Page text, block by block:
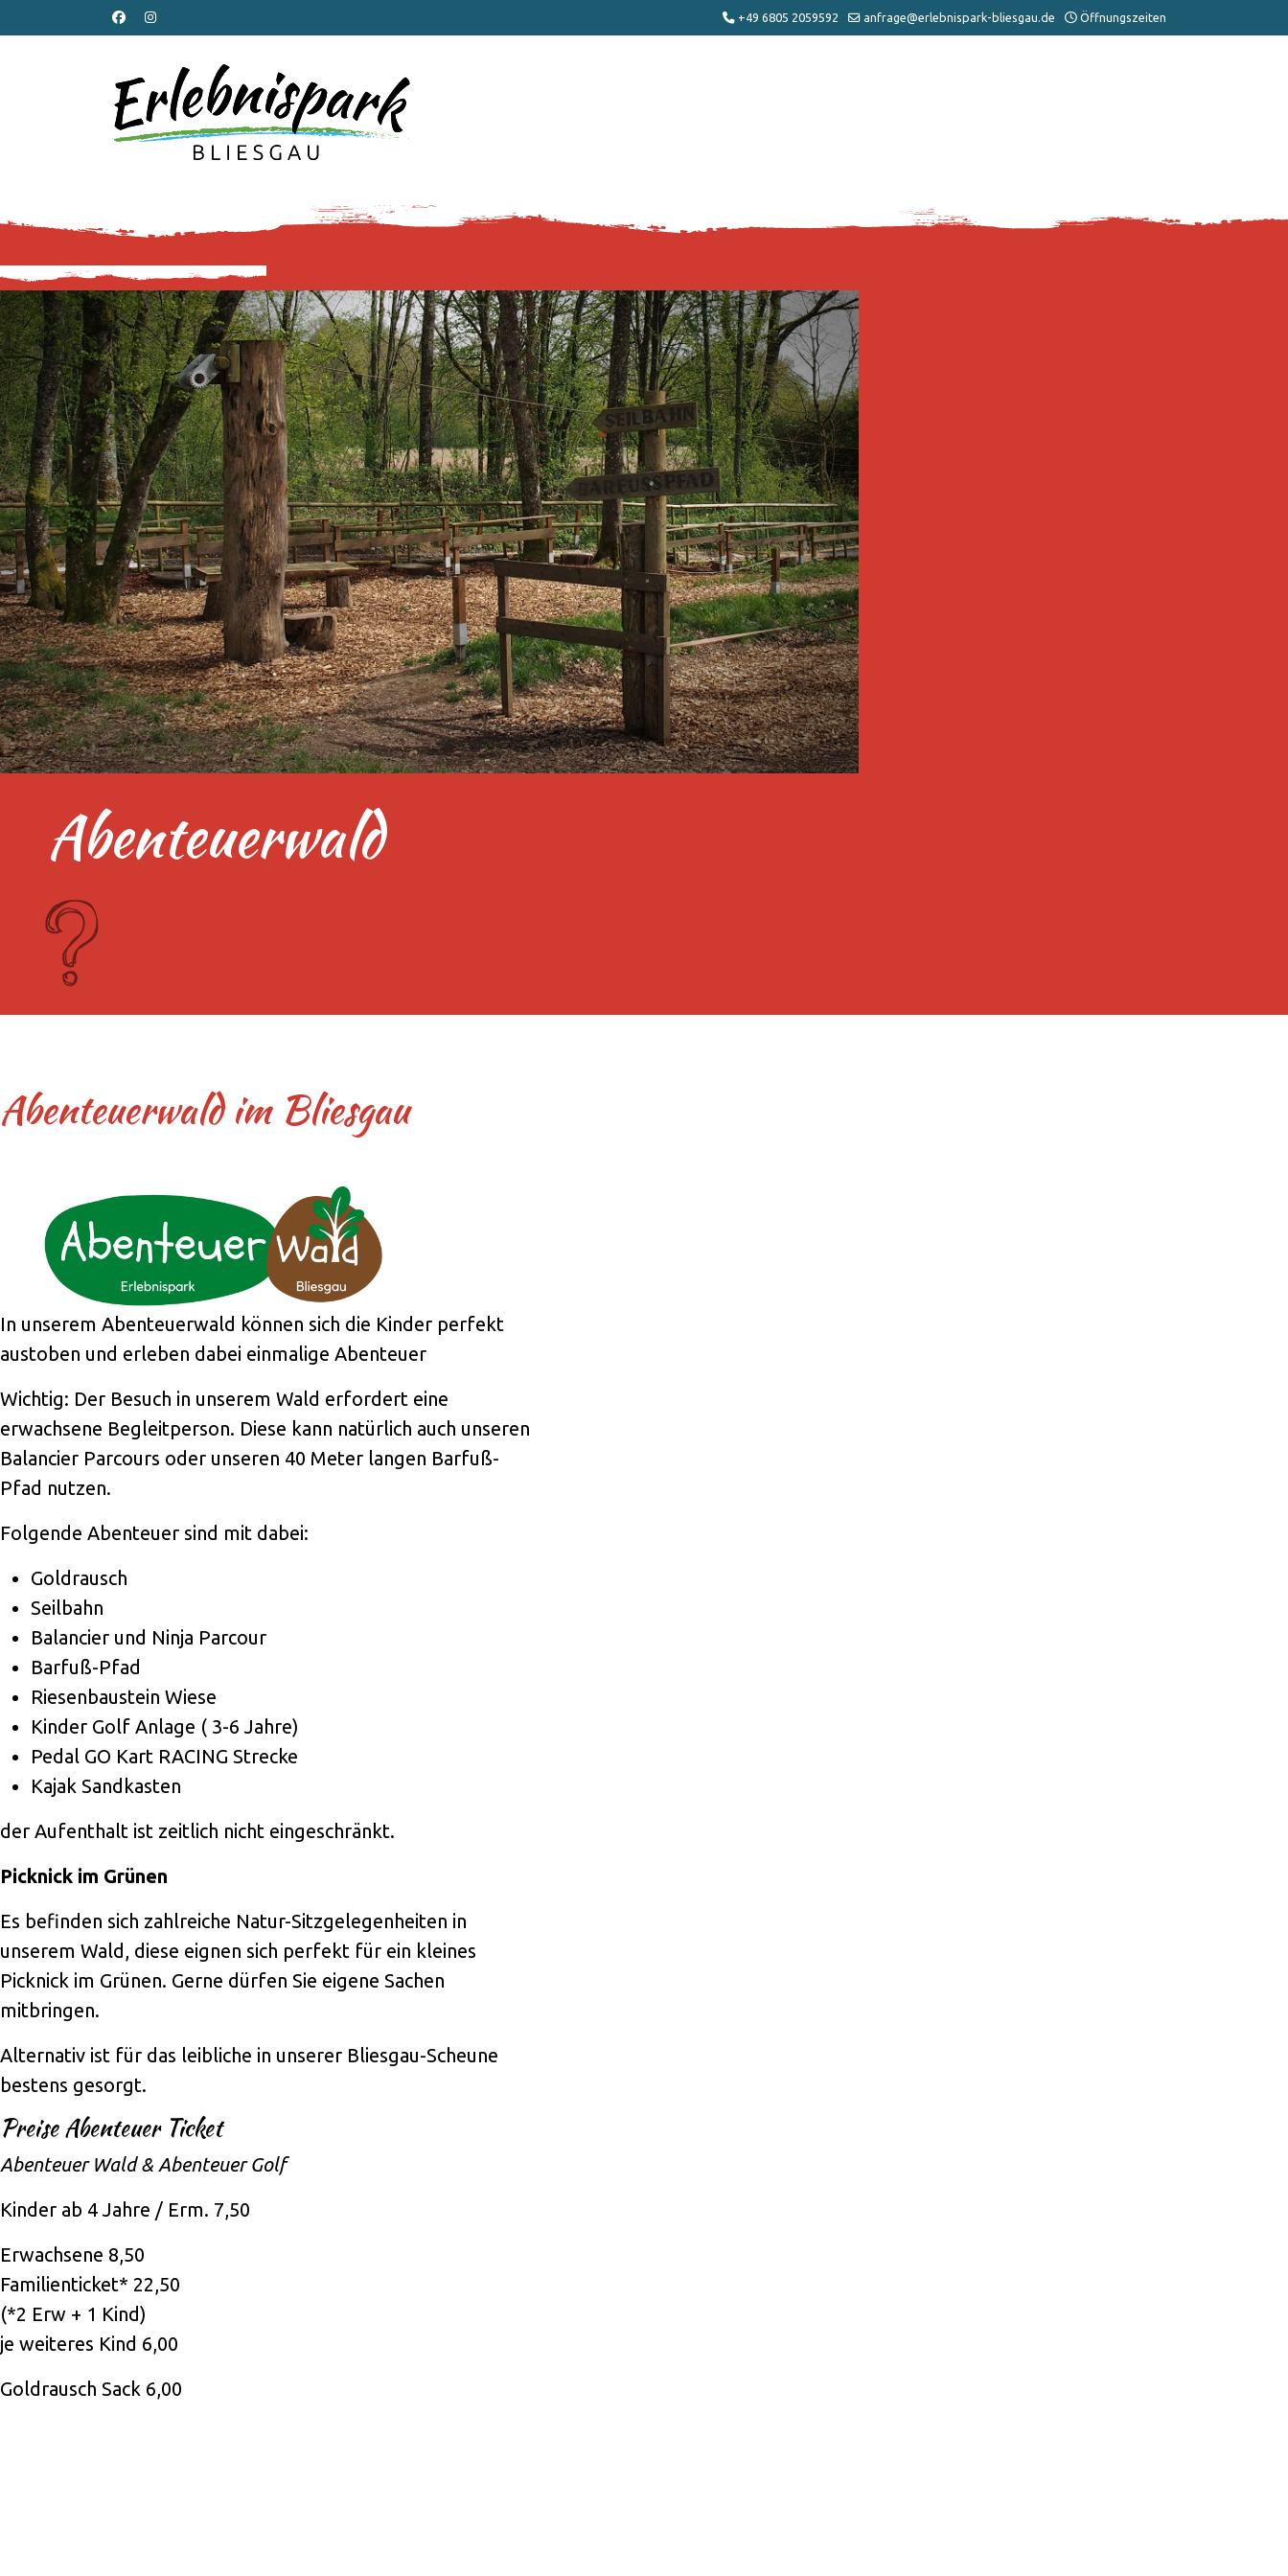
+49 6805 2059592 anfrage@erlebnispark-bliesgau.de Öffnungszeiten
Abenteuerwald
Abenteuerwald im Bliesgau
In unserem Abenteuerwald können sich die Kinder perfekt
austoben und erleben dabei einmalige Abenteuer
Wichtig: Der Besuch in unserem Wald erfordert eine
erwachsene Begleitperson. Diese kann natürlich auch unseren
Balancier Parcours oder unseren 40 Meter langen Barfuß-
Pfad nutzen.
Folgende Abenteuer sind mit dabei:
Goldrausch
Seilbahn
Balancier und Ninja Parcour
Barfuß-Pfad
Riesenbaustein Wiese
Kinder Golf Anlage ( 3-6 Jahre)
Pedal GO Kart RACING Strecke
Kajak Sandkasten
der Aufenthalt ist zeitlich nicht eingeschränkt.
Picknick im Grünen
Es befinden sich zahlreiche Natur-Sitzgelegenheiten in
unserem Wald, diese eignen sich perfekt für ein kleines
Picknick im Grünen. Gerne dürfen Sie eigene Sachen
mitbringen.
Alternativ ist für das leibliche in unserer Bliesgau-Scheune
bestens gesorgt.
Preise Abenteuer Ticket
Abenteuer Wald & Abenteuer Golf
Kinder ab 4 Jahre / Erm. 7,50
Erwachsene 8,50
Familienticket* 22,50
(*2 Erw + 1 Kind)
je weiteres Kind 6,00
Goldrausch Sack 6,00